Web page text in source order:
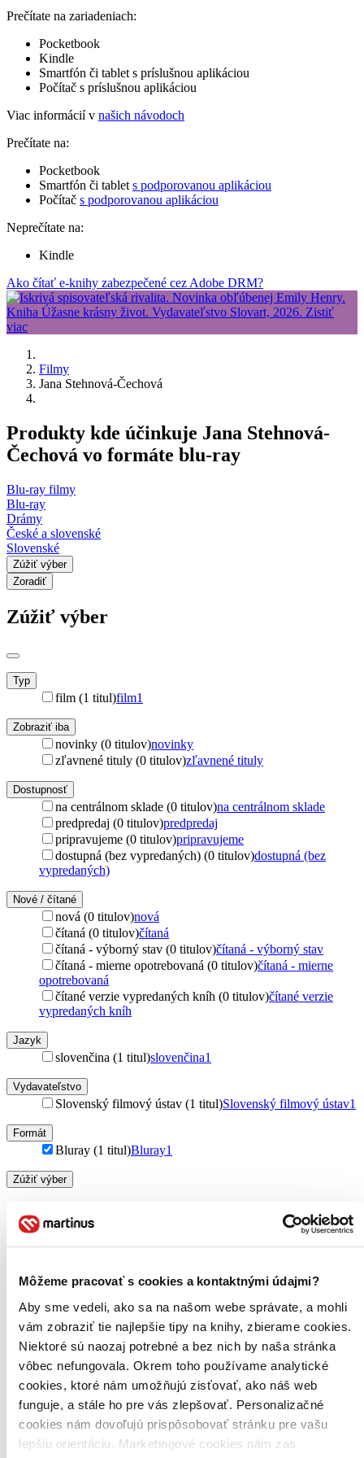
Môžeme pracovať s cookies a kontaktnými údajmi?
Aby sme vedeli, ako sa na našom webe správate, a mohli
vám zobraziť tie najlepšie tipy na knihy, zbierame cookies.
Niektoré sú naozaj potrebné a bez nich by naša stránka
vôbec nefungovala. Okrem toho používame analytické
cookies, ktoré nám umožňujú zisťovať, ako náš web
funguje, a stále ho pre vás zlepšovať. Personalizačné
cookies nám dovoľujú prispôsobovať stránku pre vašu
lepšiu orientáciu. Marketingové cookies nám zas
Prečítate na zariadeniach:
Pocketbook
Kindle
Smartfón či tablet s príslušnou aplikáciou
Počítač s príslušnou aplikáciou
Viac informácií v našich návodoch
Prečítate na:
Pocketbook
Smartfón či tablet s podporovanou aplikáciou
Počítač s podporovanou aplikáciou
Neprečítate na:
Kindle
Ako čítať e-knihy zabezpečené cez Adobe DRM?
Filmy
Jana Stehnová-Čechová
Produkty kde účinkuje Jana Stehnová-
Čechová vo formáte blu-ray
Blu-ray filmy
Blu-ray
Drámy
České a slovenské
Slovenské
Zúžiť výber
Zoradiť
Zúžiť výber
Typ
film (1 titul)film1
Zobraziť iba
novinky (0 titulov)novinky
zľavnené tituly (0 titulov)zľavnené tituly
Dostupnosť
na centrálnom sklade (0 titulov)na centrálnom sklade
predpredaj (0 titulov)predpredaj
pripravujeme (0 titulov)pripravujeme
dostupná (bez vypredaných) (0 titulov)dostupná (bez
vypredaných)
Nové / čítané
nová (0 titulov)nová
čítaná (0 titulov)čítaná
čítaná - výborný stav (0 titulov)čítaná - výborný stav
čítaná - mierne opotrebovaná (0 titulov)čítaná - mierne
opotrebovaná
čítané verzie vypredaných kníh (0 titulov)čítané verzie
vypredaných kníh
Jazyk
slovenčina (1 titul)slovenčina1
Vydavateľstvo
Slovenský filmový ústav (1 titul)Slovenský filmový ústav1
Formát
Bluray (1 titul)Bluray1
Zúžiť výber
Zoradiť
Bestsellery
Top hodnotené
Novinky
Najdrahšie
Najlacnejšie
Najvyššia zľava
Použité filtre
Zrušiť filtre